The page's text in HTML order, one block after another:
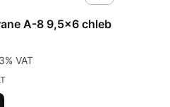
A-8 9,5x6 chleb
VATVAT